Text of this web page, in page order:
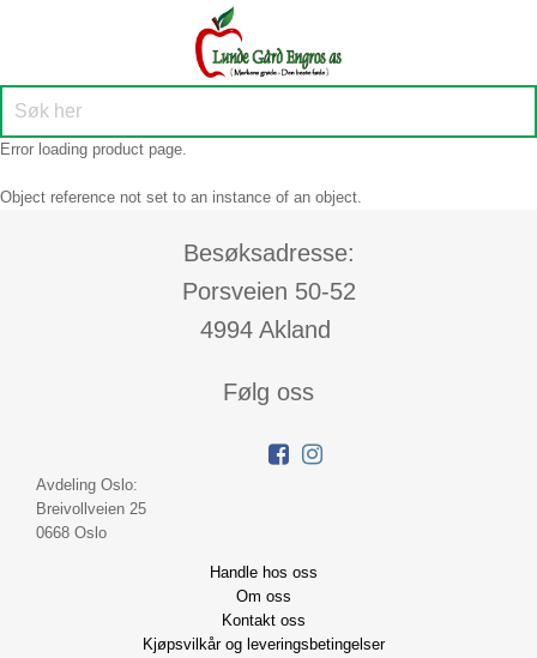
Error loading product page.
Object reference not set to an instance of an object.
Besøksadresse:
Porsveien 50-52
4994 Akland
Følg oss
Avdeling Oslo:
Breivollveien 25
0668 Oslo
Handle hos oss
Om oss
Kontakt oss
Kjøpsvilkår og leveringsbetingelser